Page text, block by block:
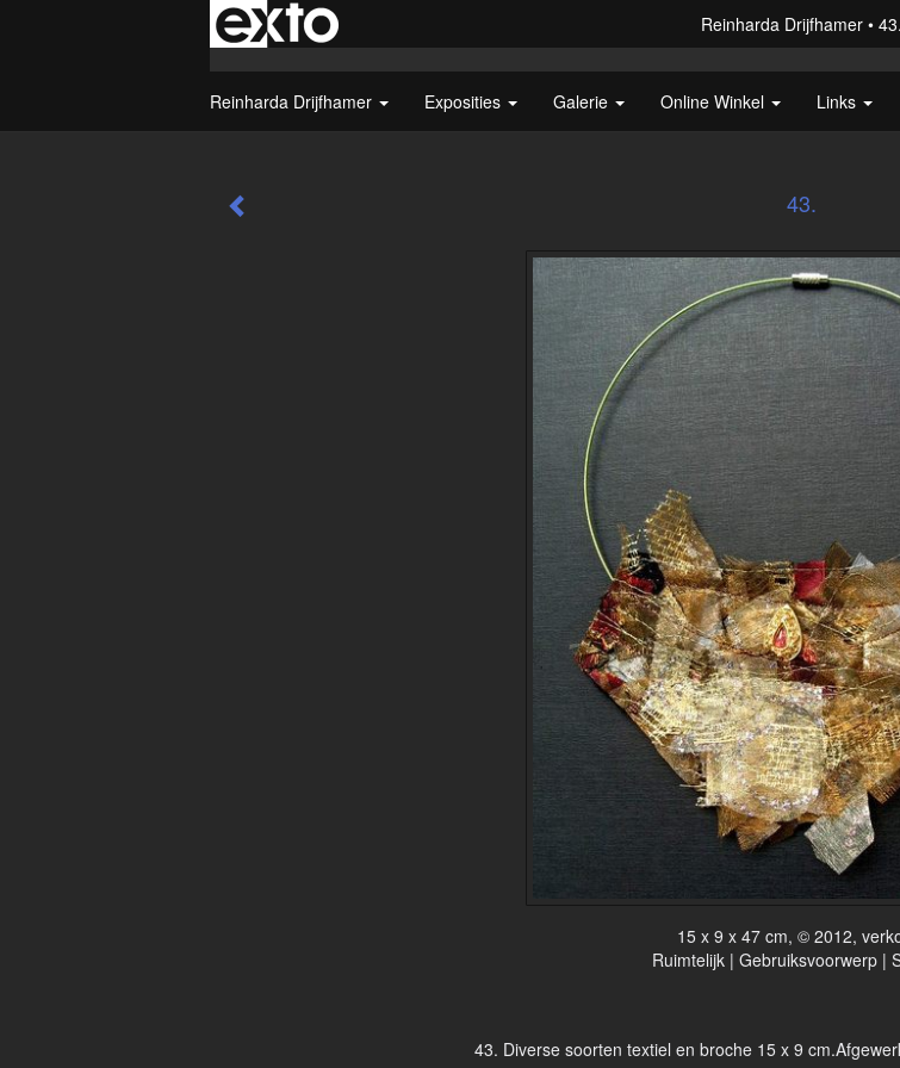
Reinharda Drijfhamer 43.
Reinharda Drijfhamer Exposities Galerie Online Winkel Links
43.
15 x 9 x 47 cm, © 2012,
Ruimtelijk | Gebruiksvoorwerp |
43. Diverse soorten textiel en broche 15 x 9